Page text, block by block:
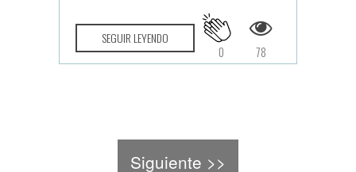
SEGUIR LEYENDO
78
0
Siguiente >>